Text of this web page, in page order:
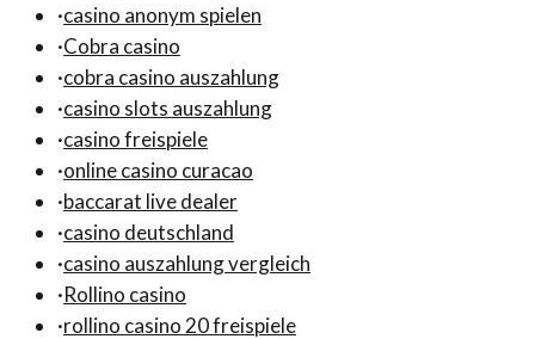
·casino anonym spielen
·Cobra casino
·cobra casino auszahlung
·casino slots auszahlung
·casino freispiele
·online casino curacao
·baccarat live dealer
·casino deutschland
·casino auszahlung vergleich
·Rollino casino
·rollino casino 20 freispiele